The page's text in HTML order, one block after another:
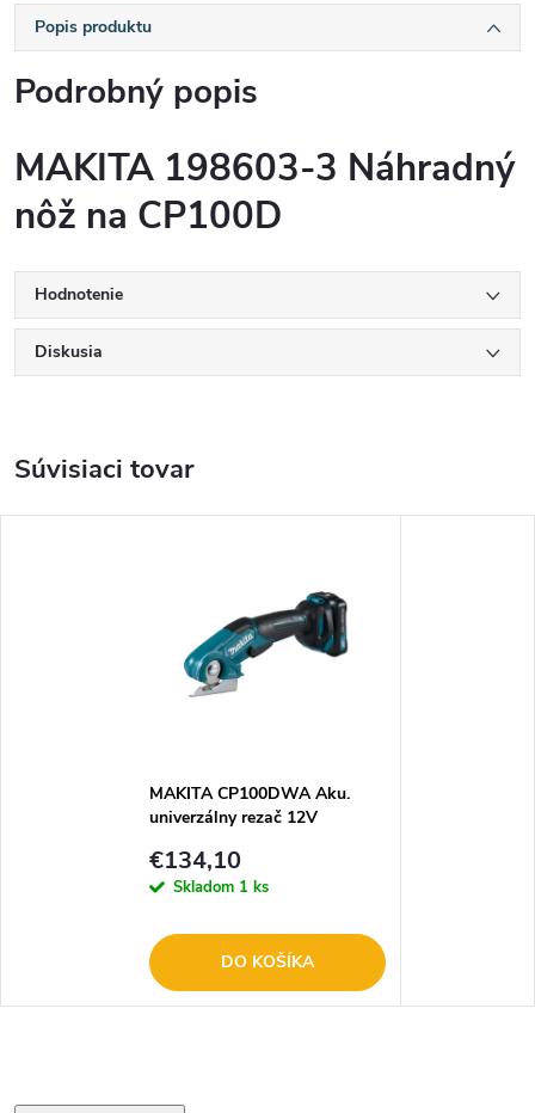
Popis produktu
Podrobný popis
MAKITA 198603-3 Náhradný
nôž na CP100D
Hodnotenie
Diskusia
Súvisiaci tovar
MAKITA CP100DWA Aku.
univerzálny rezač 12V
€134,10
Skladom 1 ks
DO KOŠÍKA